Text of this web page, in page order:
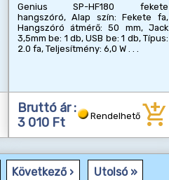
Genius SP-HF180 fekete
hangszóró, Alap szín: Fekete fa,
Hangszóró átmérő: 50 mm, Jack
3,5mm be: 1 db, USB be: 1 db, Típus:
2.0 fa, Teljesítmény: 6,0 W
Bruttó ár :
3 010 Ft
Rendelhető add_shopping_cart
Következő › Utolsó »